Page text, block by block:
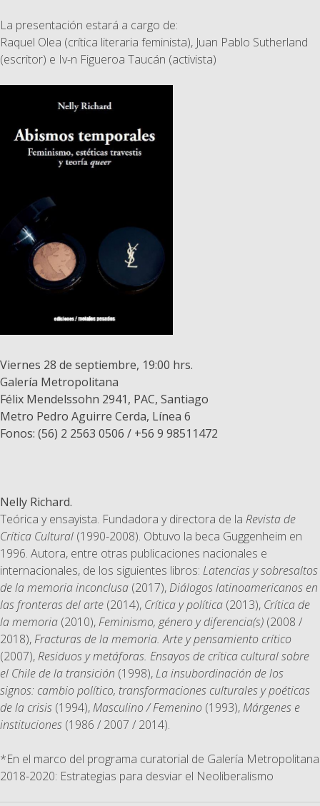
La presentación estará a cargo de:
Raquel Olea (crítica literaria feminista), Juan Pablo Sutherland
(escritor) e Iv-n Figueroa Taucán (activista)
Viernes 28 de septiembre, 19:00 hrs.
Galería Metropolitana
Félix Mendelssohn 2941, PAC, Santiago
Metro Pedro Aguirre Cerda, Línea 6
Fonos: (56) 2 2563 0506 / +56 9 98511472
Nelly Richard.
Teórica y ensayista. Fundadora y directora de la Revista de
Crítica Cultural (1990-2008). Obtuvo la beca Guggenheim en
1996. Autora, entre otras publicaciones nacionales e
internacionales, de los siguientes libros: Latencias y sobresaltos
de la memoria inconclusa (2017),Diálogos latinoamericanos en
las fronteras del arte (2014), Crítica y política (2013), Crítica de
la memoria (2010),Feminismo, género y diferencia(s) (2008 /
2018),Fracturas de la memoria. Arte y pensamiento crítico
(2007),Residuos y metáforas. Ensayos de crítica cultural sobre
el Chile de la transición (1998),La insubordinación de los
signos: cambio político, transformaciones culturales y poéticas
de la crisis (1994),Masculino / Femenino (1993),Márgenes e
instituciones (1986 / 2007 / 2014).
*En el marco del programa curatorial de Galería Metropolitana
2018-2020: Estrategias para desviar el Neoliberalismo